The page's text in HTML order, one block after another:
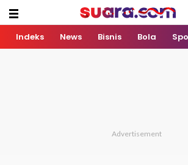
Indeks News Bisnis Bola